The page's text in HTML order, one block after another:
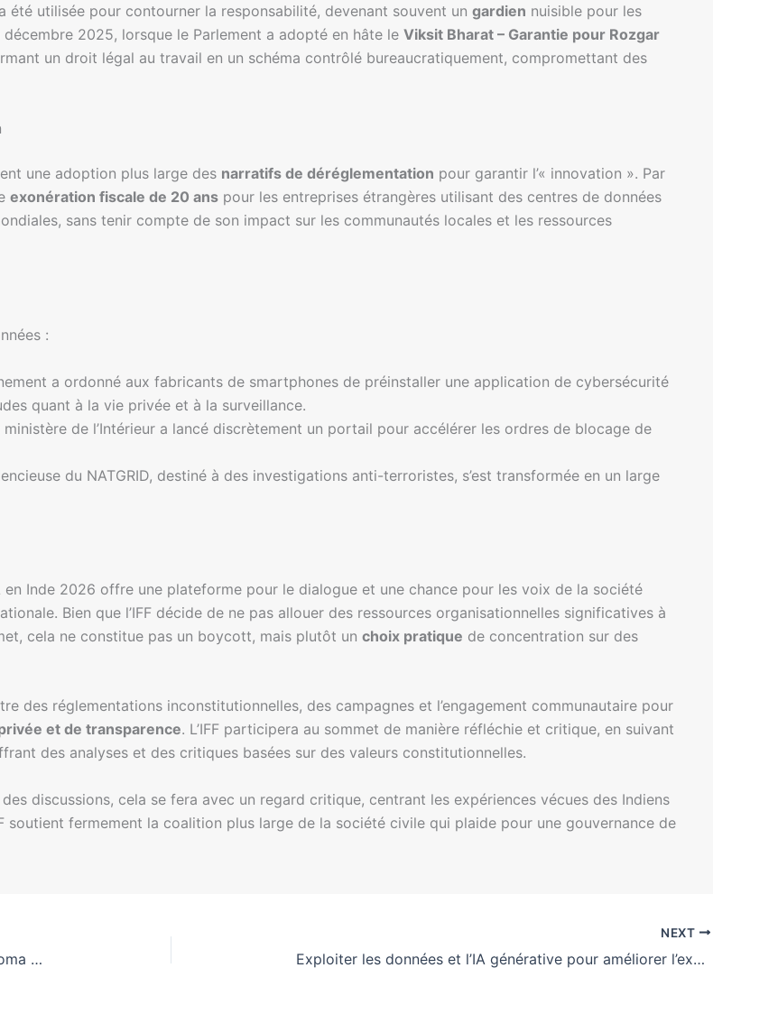
été utilisée pour contourner la responsabilité, devenant souvent un gardien nuisible pour les
2025, lorsque le Parlement a adopté en hâte le Viksit Bharat – Garantie pour Rozgar
un droit légal au travail en un schéma contrôlé bureaucratiquement, compromettant des
une adoption plus large des narratifs de déréglementation pour garantir l’« innovation ». Par
exonération fiscale de 20 ans pour les entreprises étrangères utilisant des centres de données
sans tenir compte de son impact sur les communautés locales et les ressources
:
a ordonné aux fabricants de smartphones de préinstaller une application de cybersécurité
quant à la vie privée et à la surveillance.
ministère de l’Intérieur a lancé discrètement un portail pour accélérer les ordres de blocage de
du NATGRID, destiné à des investigations anti-terroristes, s’est transformée en un large
en Inde 2026 offre une plateforme pour le dialogue et une chance pour les voix de la société
Bien que l’IFF décide de ne pas allouer des ressources organisationnelles significatives à
cela ne constitue pas un boycott, mais plutôt un choix pratique de concentration sur des
des réglementations inconstitutionnelles, des campagnes et l’engagement communautaire pour
et de transparence. L’IFF participera au sommet de manière réfléchie et critique, en suivant
des analyses et des critiques basées sur des valeurs constitutionnelles.
discussions, cela se fera avec un regard critique, centrant les expériences vécues des Indiens
soutient fermement la coalition plus large de la société civile qui plaide pour une gouvernance de
Réglementation de l’IA : Le comité de l’État de l’Oklahoma prend des mesures
NEXT
Exploiter les données et l’IA générative pour améliorer l’expérience client dans le commerce de détail